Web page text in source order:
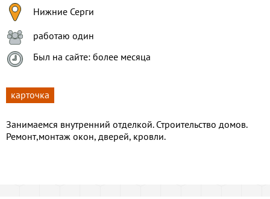
Нижние Серги
работаю один
Был на сайте: более месяца
карточка
Занимаемся внутренний отделкой. Строительство домов.
Ремонт,монтаж окон, дверей, кровли.